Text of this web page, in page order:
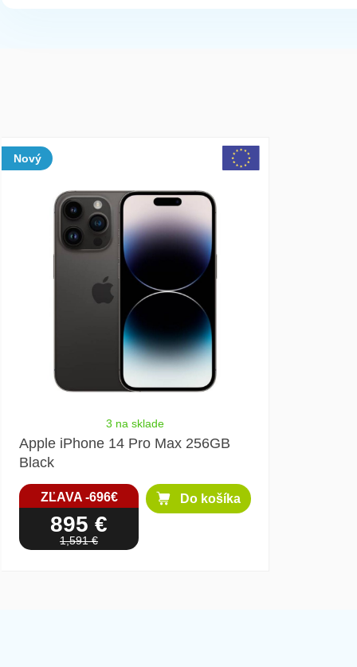
array(1) { [0]=> int(200576) }
Nový
3 na sklade
Apple iPhone 14 Pro Max 256GB
Black
ZĽAVA -696€
895 €
1,591 €
Do košíka